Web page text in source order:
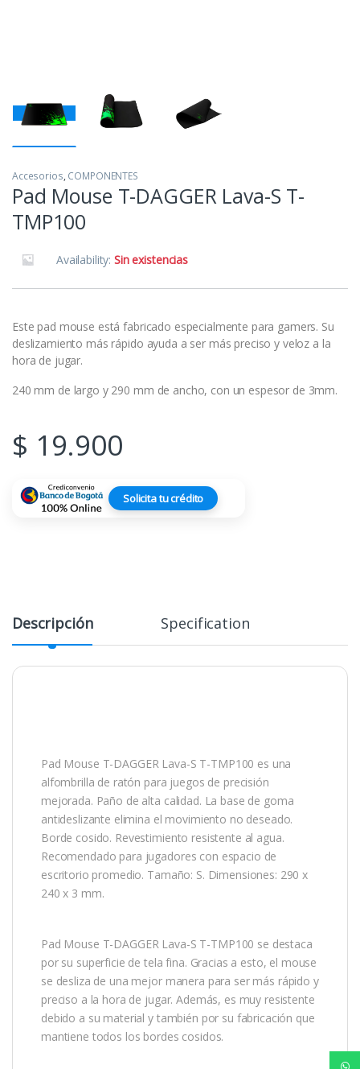
Accesorios, COMPONENTES
Pad Mouse T-DAGGER Lava-S T-
TMP100
Availability:Sin existencias
Este pad mouse está fabricado especialmente para gamers. Su
deslizamiento más rápido ayuda a ser más preciso y veloz a la
hora de jugar.
240 mm de largo y 290 mm de ancho, con un espesor de 3mm.
$ 19.900
Solicita tu crédito
Descripción Specification
Pad Mouse T-DAGGER Lava-S T-TMP100 es una
alfombrilla de ratón para juegos de precisión
mejorada. Paño de alta calidad. La base de goma
antideslizante elimina el movimiento no deseado.
Borde cosido. Revestimiento resistente al agua.
Recomendado para jugadores con espacio de
escritorio promedio. Tamaño: S. Dimensiones: 290 x
240 x 3 mm.
Pad Mouse T-DAGGER Lava-S T-TMP100 se destaca
por su superficie de tela fina. Gracias a esto, el mouse
se desliza de una mejor manera para ser más rápido y
preciso a la hora de jugar. Además, es muy resistente
debido a su material y también por su fabricación que
mantiene todos los bordes cosidos.